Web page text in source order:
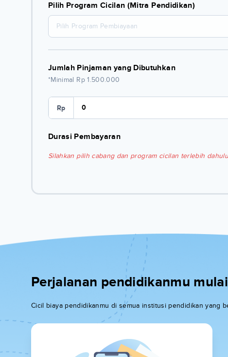
Pilih Program Cicilan (Mitra Pendidikan)
Pilih Program Pembiayaan
Jumlah Pinjaman yang Dibutuhkan
*Minimal Rp 1.500.000
Rp
Durasi Pembayaran
Silahkan pilih cabang dan program cicilan terlebih
Perjalanan pendidikanmu
Cicil biaya pendidikanmu di semua institusi pendidikan yang